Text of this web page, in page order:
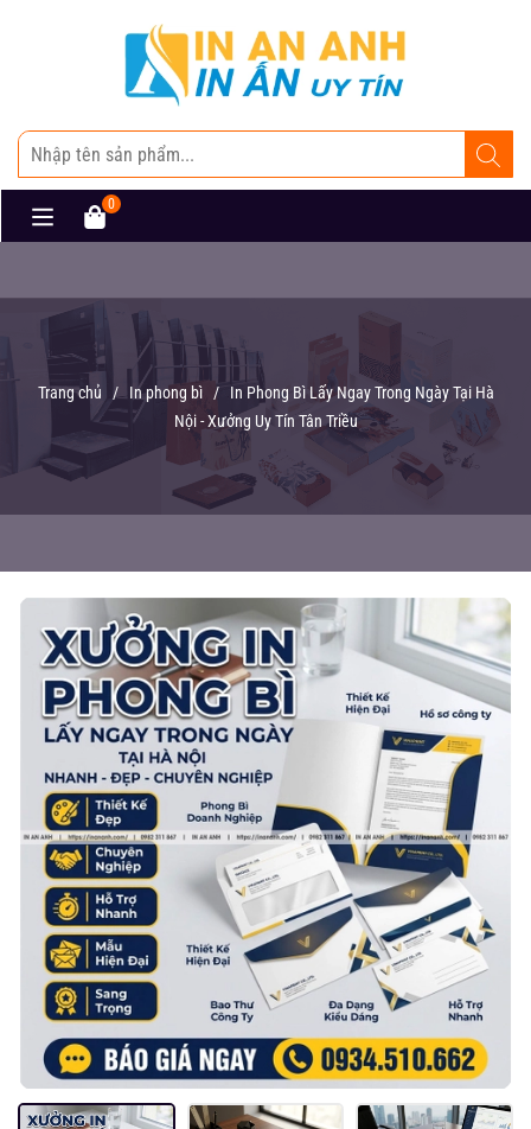
0
Trang chủ / In phong bì /
In Phong Bì Lấy Ngay Trong Ngày Tại Hà
Nội - Xưởng Uy Tín Tân Triều